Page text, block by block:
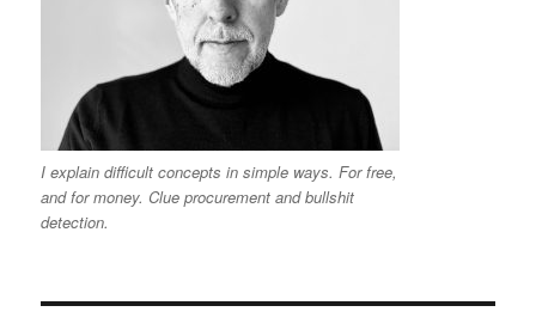
I explain difficult concepts in simple ways. For free,
and for money. Clue procurement and bullshit
detection.